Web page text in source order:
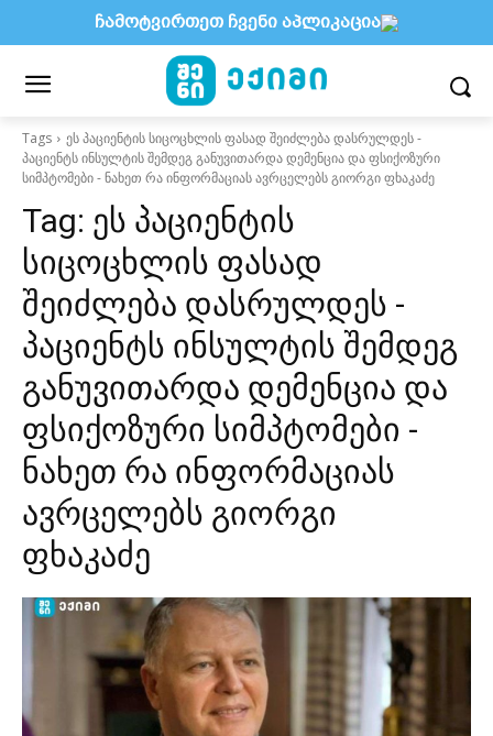
Tags
ეს პაციენტის სიცოცხლის ფასად შეიძლება დასრულდეს -
პაციენტს ინსულტის შემდეგ განუვითარდა დემენცია და ფსიქოზური
სიმპტომები - ნახეთ რა ინფორმაციას ავრცელებს გიორგი ფხაკაძე
Tag: ეს პაციენტის
სიცოცხლის ფასად
შეიძლება დასრულდეს -
პაციენტს ინსულტის შემდეგ
განუვითარდა დემენცია და
ფსიქოზური სიმპტომები -
ნახეთ რა ინფორმაციას
ავრცელებს გიორგი
ფხაკაძე
ჩამოტვირთეთ ჩვენი აპლიკაცია